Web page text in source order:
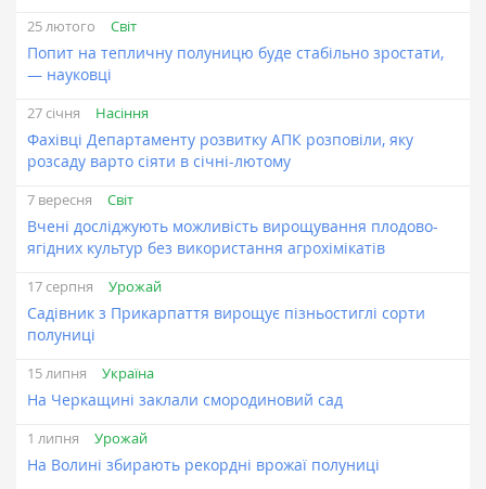
25 лютого Світ
Попит на тепличну полуницю буде стабільно зростати,
— науковці
27 січня Насіння
Фахівці Департаменту розвитку АПК розповіли, яку
розсаду варто сіяти в січні-лютому
7 вересня Світ
Вчені досліджують можливість вирощування плодово-
ягідних культур без використання агрохімікатів
17 серпня Урожай
Садівник з Прикарпаття вирощує пізньостиглі сорти
полуниці
15 липня Україна
На Черкащині заклали смородиновий сад
1 липня Урожай
На Волині збирають рекордні врожаї полуниці